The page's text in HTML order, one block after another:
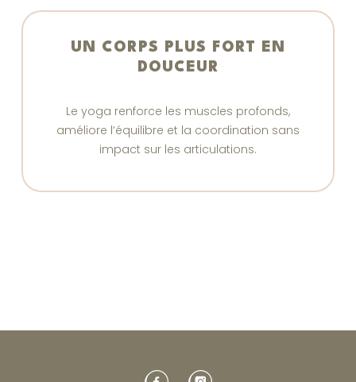
UN CORPS PLUS FORT EN
DOUCEUR
Le yoga renforce les muscles profonds,
améliore l’équilibre et la coordination sans
impact sur les articulations.